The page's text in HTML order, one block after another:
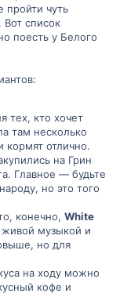
пройти чуть
список
поесть у Белого
тех, кто хочет
там несколько
кормят отлично.
на Грин
Главное — будьте
но это того
конечно, White
музыкой и
но для
на ходу можно
кофе и